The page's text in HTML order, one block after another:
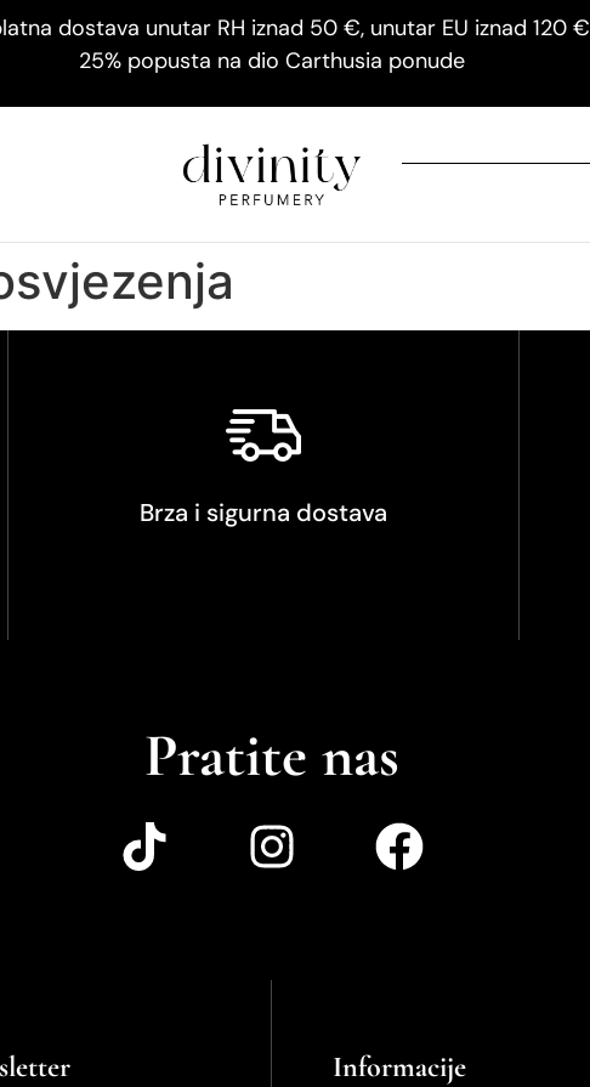
dostava unutar RH iznad 50 €, unutar EU iznad 120 €
25% popusta na dio Carthusia ponude
Brza i sigurna dostava
Pratite nas
Informacije